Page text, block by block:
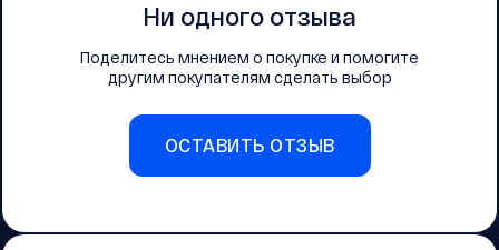
Ни одного отзыва
Поделитесь мнением о покупке и помогите
другим покупателям сделать выбор
ОСТАВИТЬ ОТЗЫВ